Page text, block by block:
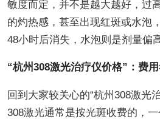
敏度而定，并不是越大越好，过
的灼热感，甚至出现红斑或水泡
48小时后消失，水泡则是剂量偏
“杭州308激光治疗仪价格”：费
回到大家较关心的“杭州308激光
308激光通常是按光斑收费的，一